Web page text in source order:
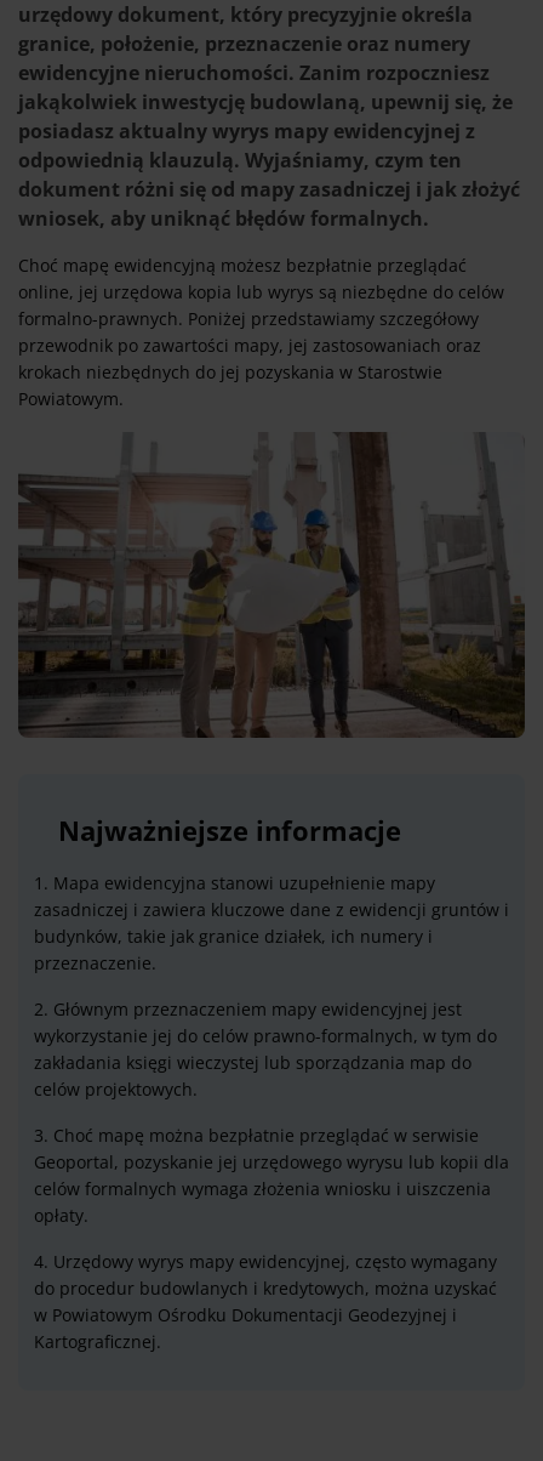
urzędowy dokument, który precyzyjnie określa
granice, położenie, przeznaczenie oraz numery
ewidencyjne nieruchomości. Zanim rozpoczniesz
jakąkolwiek inwestycję budowlaną, upewnij się, że
posiadasz aktualny wyrys mapy ewidencyjnej z
odpowiednią klauzulą. Wyjaśniamy, czym ten
dokument różni się od mapy zasadniczej i jak złożyć
wniosek, aby uniknąć błędów formalnych.
Choć mapę ewidencyjną możesz bezpłatnie przeglądać
online, jej urzędowa kopia lub wyrys są niezbędne do celów
formalno-prawnych. Poniżej przedstawiamy szczegółowy
przewodnik po zawartości mapy, jej zastosowaniach oraz
krokach niezbędnych do jej pozyskania w Starostwie
Powiatowym.
Najważniejsze informacje
1. Mapa ewidencyjna stanowi uzupełnienie mapy
zasadniczej i zawiera kluczowe dane z ewidencji gruntów i
budynków, takie jak granice działek, ich numery i
przeznaczenie.
2. Głównym przeznaczeniem mapy ewidencyjnej jest
wykorzystanie jej do celów prawno-formalnych, w tym do
zakładania księgi wieczystej lub sporządzania map do
celów projektowych.
3. Choć mapę można bezpłatnie przeglądać w serwisie
Geoportal, pozyskanie jej urzędowego wyrysu lub kopii dla
celów formalnych wymaga złożenia wniosku i uiszczenia
opłaty.
4. Urzędowy wyrys mapy ewidencyjnej, często wymagany
do procedur budowlanych i kredytowych, można uzyskać
w Powiatowym Ośrodku Dokumentacji Geodezyjnej i
Kartograficznej.